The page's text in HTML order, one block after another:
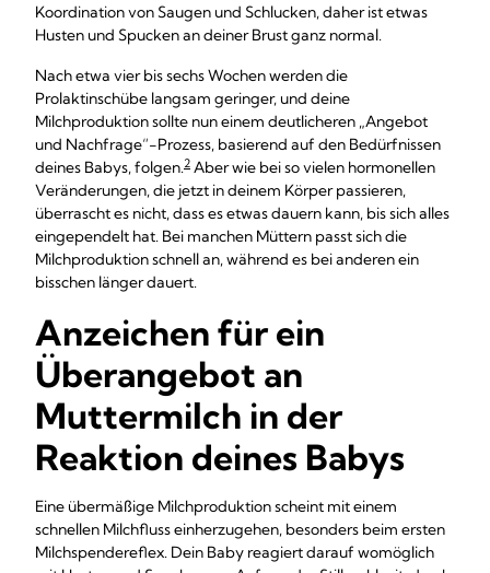
Koordination von Saugen und Schlucken, daher ist etwas
Husten und Spucken an deiner Brust ganz normal.
Nach etwa vier bis sechs Wochen werden die
Prolaktinschübe langsam geringer, und deine
Milchproduktion sollte nun einem deutlicheren „Angebot
und Nachfrage“-Prozess, basierend auf den Bedürfnissen
deines Babys, folgen.2 Aber wie bei so vielen hormonellen
Veränderungen, die jetzt in deinem Körper passieren,
überrascht es nicht, dass es etwas dauern kann, bis sich alles
eingependelt hat. Bei manchen Müttern passt sich die
Milchproduktion schnell an, während es bei anderen ein
bisschen länger dauert.
Anzeichen für ein
Überangebot an
Muttermilch in der
Reaktion deines Babys
Eine übermäßige Milchproduktion scheint mit einem
schnellen Milchfluss einherzugehen, besonders beim ersten
Milchspendereflex. Dein Baby reagiert darauf womöglich